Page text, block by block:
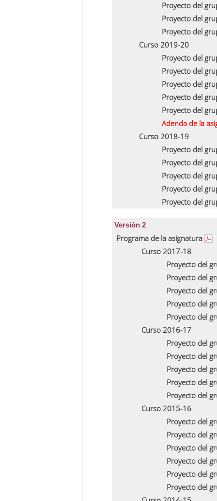
Proyecto del
Proyecto del
Proyecto del
Curso 2019-20
Proyecto del
Proyecto del
Proyecto del
Proyecto del
Proyecto del
Adenda de la
Curso 2018-19
Proyecto del
Proyecto del
Proyecto del
Proyecto del
Proyecto del
Versión 2
Programa de la asignatura
Curso 2017-18
Proyecto del
Proyecto del
Proyecto del
Proyecto del
Proyecto del
Curso 2016-17
Proyecto del
Proyecto del
Proyecto del
Proyecto del
Proyecto del
Curso 2015-16
Proyecto del
Proyecto del
Proyecto del
Proyecto del
Proyecto del
Proyecto del